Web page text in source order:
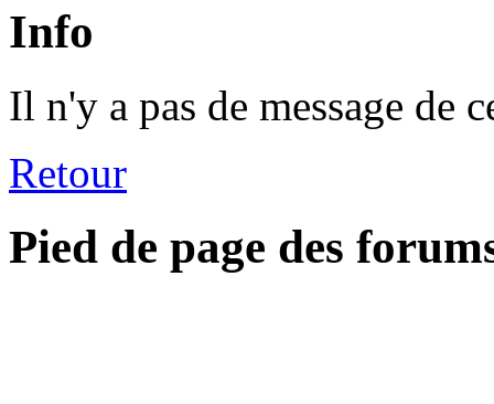
Info
Il n'y a pas de message de
Retour
Pied de page des